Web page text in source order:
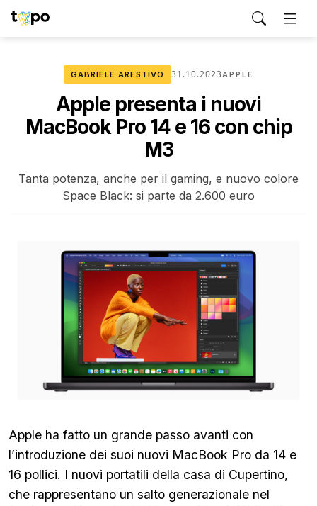
GABRIELE ARESTIVO 31.10.2023APPLE
Apple presenta i nuovi
MacBook Pro 14 e 16 con chip
M3
Tanta potenza, anche per il gaming, e nuovo colore
Space Black: si parte da 2.600 euro
Apple ha fatto un grande passo avanti con
l’introduzione dei suoi nuovi MacBook Pro da 14 e
16 pollici. I nuovi portatili della casa di Cupertino,
che rappresentano un salto generazionale nel